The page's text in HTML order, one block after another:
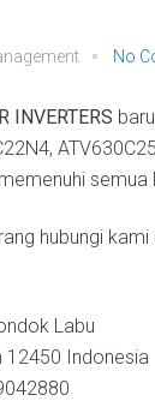
No
INVERTERS
hubungi kami
Labu
12450 Indonesia